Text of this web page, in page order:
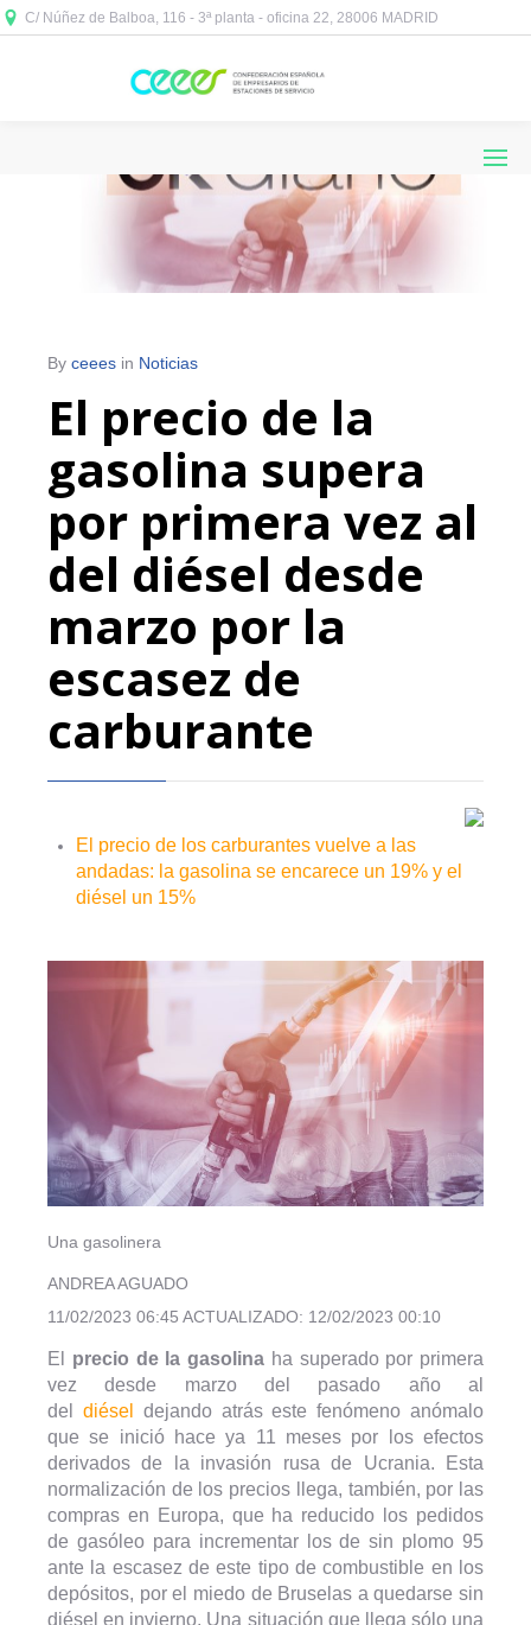
C/ Núñez de Balboa, 116 - 3ª planta - oficina 22, 28006 MADRID
By ceees in Noticias
El precio de la
gasolina supera
por primera vez al
del diésel desde
marzo por la
escasez de
carburante
El precio de los carburantes vuelve a las
andadas: la gasolina se encarece un 19% y el
diésel un 15%
Una gasolinera
ANDREA AGUADO
11/02/2023 06:45 ACTUALIZADO: 12/02/2023 00:10
El precio de la gasolina ha superado por primera
vez desde marzo del pasado año al
del diésel
dejando atrás este fenómeno anómalo
que se inició hace ya 11 meses por los efectos
derivados de la invasión rusa de Ucrania. Esta
normalización de los precios llega, también, por las
compras en Europa, que ha reducido los pedidos
de gasóleo para incrementar los de sin plomo 95
ante la escasez de este tipo de combustible en los
depósitos, por el miedo de Bruselas a quedarse sin
diésel en invierno. Una situación que llega sólo una